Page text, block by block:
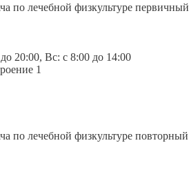
по лечебной физкультуре первичный
20:00, Вс: c 8:00 до 14:00
1
по лечебной физкультуре повторный